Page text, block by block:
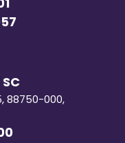
88750-000,